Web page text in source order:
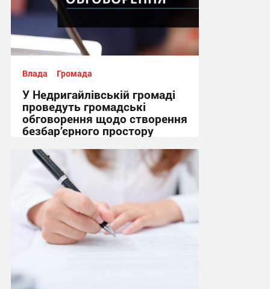
Влада Громада
У Недригайлівській громаді
проведуть громадські
обговорення щодо створення
безбар’єрного простору
08:05 сьогодні